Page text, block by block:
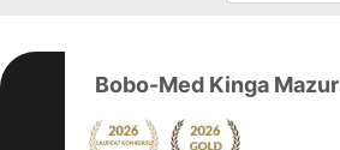
Bobo-Med Kinga Mazur